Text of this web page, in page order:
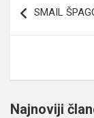
članaka
SMAIL
Najnoviji